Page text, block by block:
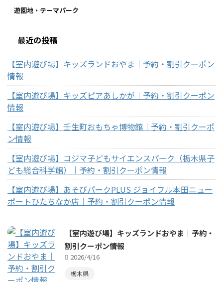
遊園地・テーマパーク
最近の投稿
【室内遊び場】キッズランドおやま｜予約・割引クーポン
情報
【室内遊び場】キッズピアあしかが｜予約・割引クーポン
情報
【室内遊び場】壬生町おもちゃ博物館｜予約・割引クーポ
ン情報
【室内遊び場】コジマ子どもサイエンスパーク（栃木県子
ども総合科学館）｜予約・割引クーポン情報
【室内遊び場】あそびパークPLUS ジョイフル本田ニュー
ポートひたちなか店｜予約・割引クーポン情報
【室内遊び場】キッズランドおやま｜予約・
割引クーポン情報
2026/4/16
栃木県